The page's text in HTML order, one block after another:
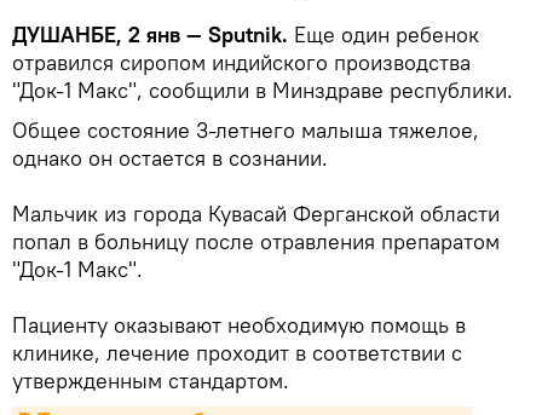
ДУШАНБЕ, 2 янв — Sputnik. Еще один ребенок
отравился сиропом индийского производства
"Док-1 Макс", сообщили в Минздраве республики.
Общее состояние 3-летнего малыша тяжелое,
однако он остается в сознании.
Мальчик из города Кувасай Ферганской области
попал в больницу после отравления препаратом
"Док-1 Макс".
Пациенту оказывают необходимую помощь в
клинике, лечение проходит в соответствии с
утвержденным стандартом.